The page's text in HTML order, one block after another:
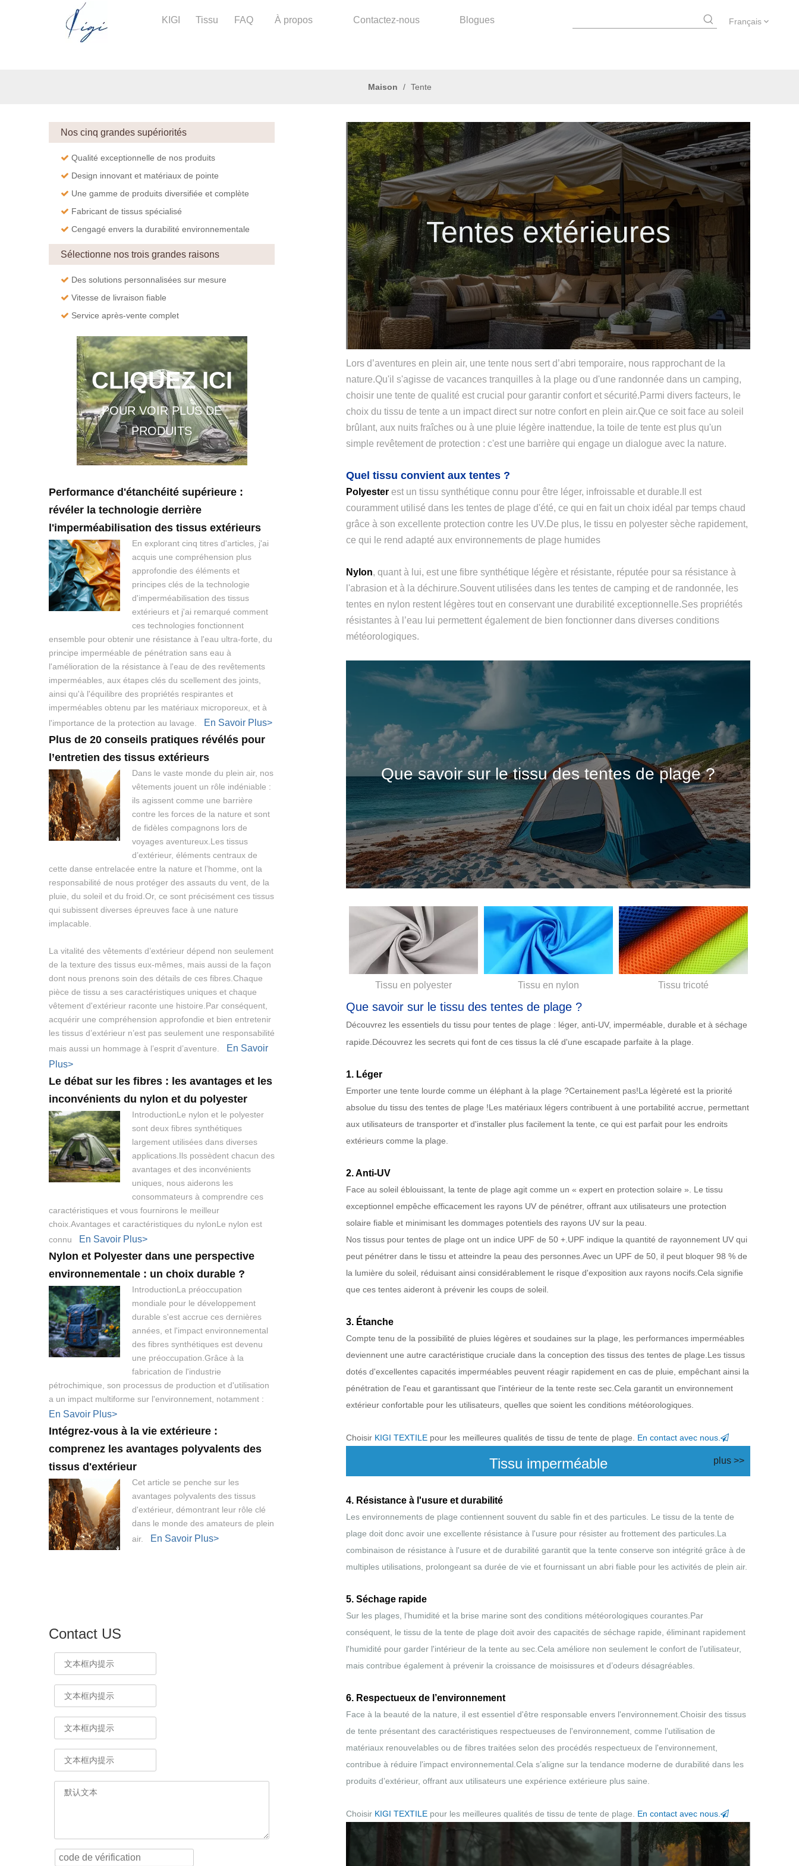
KIGI Tissu FAQ À propos Contactez-nous Blogues Français
Maison / Tente
Nos cinq grandes supériorités
 Qualité exceptionnelle de nos produits
 Design innovant et matériaux de pointe
 Une gamme de produits diversifiée et complète
 Fabricant de tissus spécialisé
 Cengagé envers la durabilité environnementale
Sélectionne nos trois grandes raisons
 Des solutions personnalisées sur mesure
 Vitesse de livraison fiable
 Service après-vente complet
CLIQUEZ ICI
POUR VOIR PLUS DE
PRODUITS
Performance d'étanchéité supérieure :
révéler la technologie derrière
l'imperméabilisation des tissus extérieurs
En explorant cinq titres d'articles, j'ai
acquis une compréhension plus
approfondie des éléments et
principes clés de la technologie
d'imperméabilisation des tissus
extérieurs et j'ai remarqué comment
ces technologies fonctionnent
ensemble pour obtenir une résistance à l'eau ultra-forte, du
principe imperméable de pénétration sans eau à
l'amélioration de la résistance à l'eau de des revêtements
imperméables, aux étapes clés du scellement des joints,
ainsi qu'à l'équilibre des propriétés respirantes et
imperméables obtenu par les matériaux microporeux, et à
l'importance de la protection au lavage.
En Savoir Plus>
Plus de 20 conseils pratiques révélés pour
l’entretien des tissus extérieurs
Dans le vaste monde du plein air, nos
vêtements jouent un rôle indéniable :
ils agissent comme une barrière
contre les forces de la nature et sont
de fidèles compagnons lors de
voyages aventureux.Les tissus
d’extérieur, éléments centraux de
cette danse entrelacée entre la nature et l’homme, ont la
responsabilité de nous protéger des assauts du vent, de la
pluie, du soleil et du froid.Or, ce sont précisément ces tissus
qui subissent diverses épreuves face à une nature
implacable.
La vitalité des vêtements d’extérieur dépend non seulement
de la texture des tissus eux-mêmes, mais aussi de la façon
dont nous prenons soin des détails de ces fibres.Chaque
pièce de tissu a ses caractéristiques uniques et chaque
vêtement d'extérieur raconte une histoire.Par conséquent,
acquérir une compréhension approfondie et bien entretenir
les tissus d’extérieur n’est pas seulement une responsabilité
mais aussi un hommage à l’esprit d’aventure.
En Savoir
Plus>
Le débat sur les fibres : les avantages et les
inconvénients du nylon et du polyester
IntroductionLe nylon et le polyester
sont deux fibres synthétiques
largement utilisées dans diverses
applications.Ils possèdent chacun des
avantages et des inconvénients
uniques, nous aiderons les
consommateurs à comprendre ces
caractéristiques et vous fournirons le meilleur
choix.Avantages et caractéristiques du nylonLe nylon est
connu
En Savoir Plus>
Nylon et Polyester dans une perspective
environnementale : un choix durable ?
IntroductionLa préoccupation
mondiale pour le développement
durable s'est accrue ces dernières
années, et l'impact environnemental
des fibres synthétiques est devenu
une préoccupation.Grâce à la
fabrication de l'industrie
pétrochimique, son processus de production et d'utilisation
a un impact multiforme sur l'environnement, notamment :
En Savoir Plus>
Intégrez-vous à la vie extérieure :
comprenez les avantages polyvalents des
tissus d'extérieur
Cet article se penche sur les
avantages polyvalents des tissus
d'extérieur, démontrant leur rôle clé
dans le monde des amateurs de plein
air.
En Savoir Plus>
Contact US
Tentes extérieures
Lors d’aventures en plein air, une tente nous sert d’abri temporaire, nous rapprochant de la
nature.Qu'il s'agisse de vacances tranquilles à la plage ou d'une randonnée dans un camping,
choisir une tente de qualité est crucial pour garantir confort et sécurité.Parmi divers facteurs, le
choix du tissu de tente a un impact direct sur notre confort en plein air.Que ce soit face au soleil
brûlant, aux nuits fraîches ou à une pluie légère inattendue, la toile de tente est plus qu'un
simple revêtement de protection : c'est une barrière qui engage un dialogue avec la nature.
Quel tissu convient aux tentes ?
Polyester est un tissu synthétique connu pour être léger, infroissable et durable.Il est
couramment utilisé dans les tentes de plage d'été, ce qui en fait un choix idéal par temps chaud
grâce à son excellente protection contre les UV.De plus, le tissu en polyester sèche rapidement,
ce qui le rend adapté aux environnements de plage humides
Nylon, quant à lui, est une fibre synthétique légère et résistante, réputée pour sa résistance à
l'abrasion et à la déchirure.Souvent utilisées dans les tentes de camping et de randonnée, les
tentes en nylon restent légères tout en conservant une durabilité exceptionnelle.Ses propriétés
résistantes à l’eau lui permettent également de bien fonctionner dans diverses conditions
météorologiques.
Que savoir sur le tissu des tentes de plage ?
Tissu en polyester Tissu en nylon Tissu tricoté
Que savoir sur le tissu des tentes de plage ?
Découvrez les essentiels du tissu pour tentes de plage : léger, anti-UV, imperméable, durable et à séchage
rapide.Découvrez les secrets qui font de ces tissus la clé d'une escapade parfaite à la plage.
1. Léger
Emporter une tente lourde comme un éléphant à la plage ?Certainement pas!La légèreté est la priorité
absolue du tissu des tentes de plage !Les matériaux légers contribuent à une portabilité accrue, permettant
aux utilisateurs de transporter et d'installer plus facilement la tente, ce qui est parfait pour les endroits
extérieurs comme la plage.
2. Anti-UV
Face au soleil éblouissant, la tente de plage agit comme un « expert en protection solaire ». Le tissu
exceptionnel empêche efficacement les rayons UV de pénétrer, offrant aux utilisateurs une protection
solaire fiable et minimisant les dommages potentiels des rayons UV sur la peau.
Nos tissus pour tentes de plage ont un indice UPF de 50 +.UPF indique la quantité de rayonnement UV qui
peut pénétrer dans le tissu et atteindre la peau des personnes.Avec un UPF de 50, il peut bloquer 98 % de
la lumière du soleil, réduisant ainsi considérablement le risque d'exposition aux rayons nocifs.Cela signifie
que ces tentes aideront à prévenir les coups de soleil.
3. Étanche
Compte tenu de la possibilité de pluies légères et soudaines sur la plage, les performances imperméables
deviennent une autre caractéristique cruciale dans la conception des tissus des tentes de plage.Les tissus
dotés d'excellentes capacités imperméables peuvent réagir rapidement en cas de pluie, empêchant ainsi la
pénétration de l'eau et garantissant que l'intérieur de la tente reste sec.Cela garantit un environnement
extérieur confortable pour les utilisateurs, quelles que soient les conditions météorologiques.
Choisir KIGI TEXTILE pour les meilleures qualités de tissu de tente de plage. En contact avec nous. 
Tissu imperméable plus >>
4. Résistance à l'usure et durabilité
Les environnements de plage contiennent souvent du sable fin et des particules. Le tissu de la tente de
plage doit donc avoir une excellente résistance à l'usure pour résister au frottement des particules.La
combinaison de résistance à l'usure et de durabilité garantit que la tente conserve son intégrité grâce à de
multiples utilisations, prolongeant sa durée de vie et fournissant un abri fiable pour les activités de plein air.
5. Séchage rapide
Sur les plages, l’humidité et la brise marine sont des conditions météorologiques courantes.Par
conséquent, le tissu de la tente de plage doit avoir des capacités de séchage rapide, éliminant rapidement
l'humidité pour garder l'intérieur de la tente au sec.Cela améliore non seulement le confort de l’utilisateur,
mais contribue également à prévenir la croissance de moisissures et d’odeurs désagréables.
6. Respectueux de l’environnement
Face à la beauté de la nature, il est essentiel d'être responsable envers l'environnement.Choisir des tissus
de tente présentant des caractéristiques respectueuses de l'environnement, comme l'utilisation de
matériaux renouvelables ou de fibres traitées selon des procédés respectueux de l'environnement,
contribue à réduire l'impact environnemental.Cela s’aligne sur la tendance moderne de durabilité dans les
produits d’extérieur, offrant aux utilisateurs une expérience extérieure plus saine.
Choisir KIGI TEXTILE pour les meilleures qualités de tissu de tente de plage. En contact avec nous. 